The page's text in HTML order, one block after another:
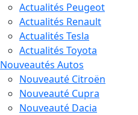
Actualités Peugeot
Actualités Renault
Actualités Tesla
Actualités Toyota
Nouveautés Autos
Nouveauté Citroën
Nouveauté Cupra
Nouveauté Dacia